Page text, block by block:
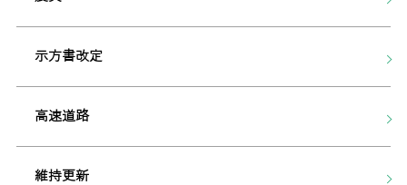
示方書改定
高速道路
維持更新